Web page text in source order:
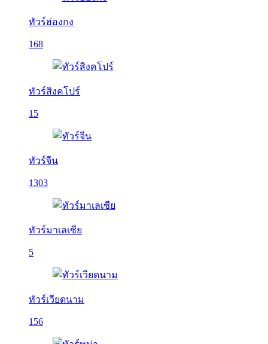
ทัวร์ฮ่องกง
168
ทัวร์สิงคโปร์
15
ทัวร์จีน
1303
ทัวร์มาเลเซีย
5
ทัวร์เวียดนาม
156